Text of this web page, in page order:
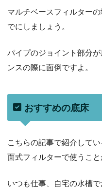
マルチベースフィルター
でにしましょう。
パイプのジョイント部分
ンスの際に面倒ですよ。
おすすめの底床
こちらの記事で紹介してい
面式フィルターで使うこと
いつも仕事、自宅の水槽